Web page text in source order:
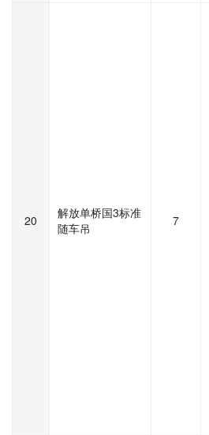
20
解放单桥国3标准
随车吊
7